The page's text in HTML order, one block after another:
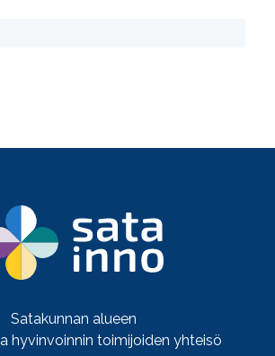
Satakunnan alueen
hyvinvoinnin toimijoiden yhteisö